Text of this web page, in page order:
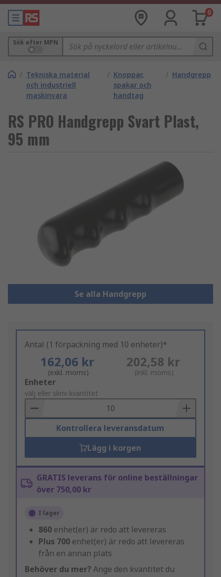
0
Sök efter MPN
/ Tekniska material
och industriell
maskinvara
/ Knoppar,
spakar och
handtag
/ Handgrepp
RS PRO Handgrepp Svart Plast,
95 mm
Se alla Handgrepp
Antal (1 förpackning med 10 enheter)*
162,06 kr
(exkl. moms)
202,58 kr
(inkl. moms)
Add
to
Basket
Enheter
välj eller skriv kvantitet
Kontrollera leveransdatum
Lägg i korgen
GRATIS leverans för online beställningar
över 750,00 kr
I lager
860 enhet(er) är redo att levereras
Plus 700 enhet(er) är redo att levereras
från en annan plats
Behöver du mer? Ange den kvantitet du